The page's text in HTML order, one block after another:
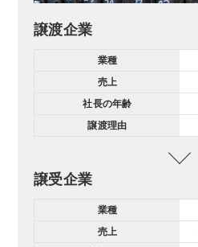
譲渡企業
業種
売上
社長の年齢
譲渡理由
譲受企業
業種
売上